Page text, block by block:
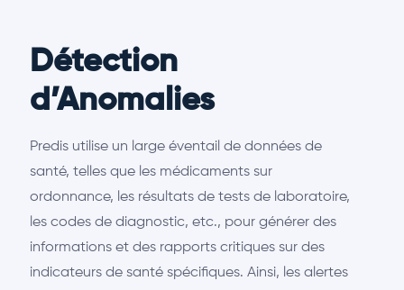
Détection
d’Anomalies
Predis utilise un large éventail de données de
santé, telles que les médicaments sur
ordonnance, les résultats de tests de laboratoire,
les codes de diagnostic, etc., pour générer des
informations et des rapports critiques sur des
indicateurs de santé spécifiques. Ainsi, les alertes